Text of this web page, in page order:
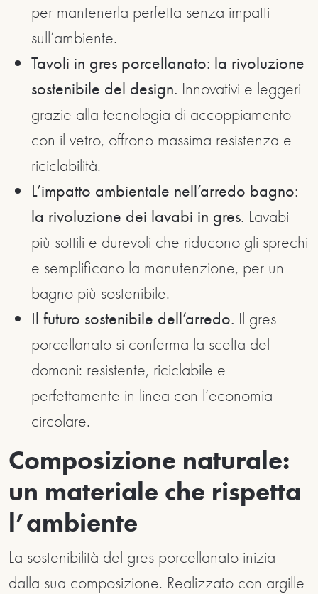
per mantenerla perfetta senza impatti
sull’ambiente.
Tavoli in gres porcellanato: la rivoluzione
sostenibile del design. Innovativi e leggeri
grazie alla tecnologia di accoppiamento
con il vetro, offrono massima resistenza e
riciclabilità.
L’impatto ambientale nell’arredo bagno:
la rivoluzione dei lavabi in gres. Lavabi
più sottili e durevoli che riducono gli sprechi
e semplificano la manutenzione, per un
bagno più sostenibile.
Il futuro sostenibile dell’arredo. Il gres
porcellanato si conferma la scelta del
domani: resistente, riciclabile e
perfettamente in linea con l’economia
circolare.
Composizione naturale:
un materiale che rispetta
l’ambiente
La sostenibilità del gres porcellanato inizia
dalla sua composizione. Realizzato con argille